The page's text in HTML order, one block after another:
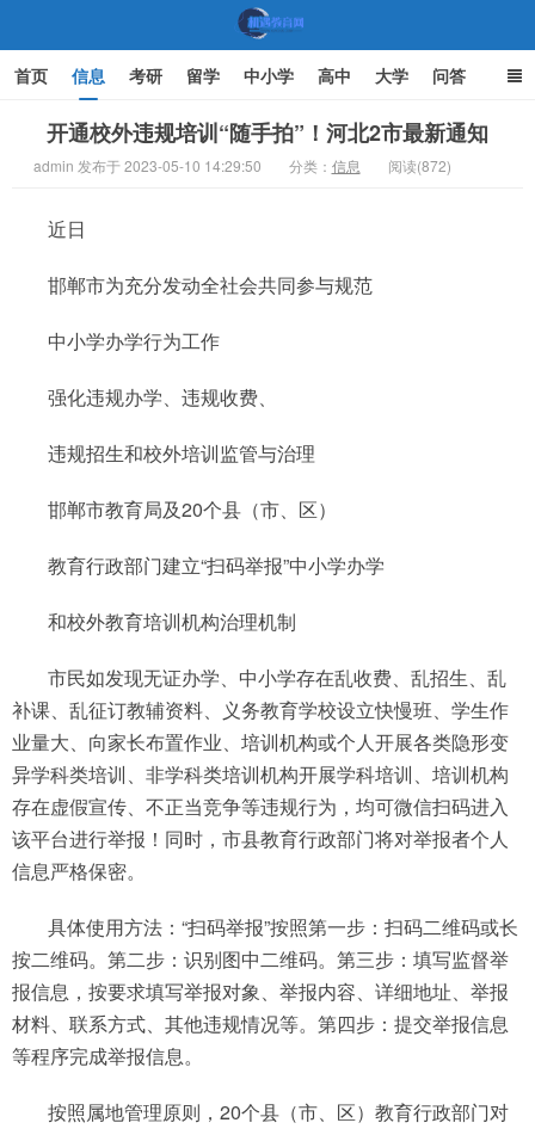
首页 信息 考研 留学 中小学 高中 大学 问答
文化 家庭教育
开通校外违规培训“随手拍”！河北2市最新通知
admin 发布于 2023-05-10 14:29:50 分类： 信息 阅读(872)
近日
邯郸市为充分发动全社会共同参与规范
中小学办学行为工作
强化违规办学、违规收费、
违规招生和校外培训监管与治理
邯郸市教育局及20个县（市、区）
教育行政部门建立“扫码举报”中小学办学
和校外教育培训机构治理机制
市民如发现无证办学、中小学存在乱收费、乱招生、乱
补课、乱征订教辅资料、义务教育学校设立快慢班、学生作
业量大、向家长布置作业、培训机构或个人开展各类隐形变
异学科类培训、非学科类培训机构开展学科培训、培训机构
存在虚假宣传、不正当竞争等违规行为，均可微信扫码进入
该平台进行举报！同时，市县教育行政部门将对举报者个人
信息严格保密。
具体使用方法：“扫码举报”按照第一步：扫码二维码或长
按二维码。第二步：识别图中二维码。第三步：填写监督举
报信息，按要求填写举报对象、举报内容、详细地址、举报
材料、联系方式、其他违规情况等。第四步：提交举报信息
等程序完成举报信息。
按照属地管理原则，20个县（市、区）教育行政部门对